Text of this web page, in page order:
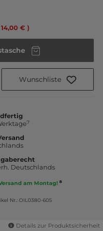
€ )
Wunschliste
7
Deutschlands
am Montag! 8
Nr.: OIL0380-605
Details zur Produktsicherheit